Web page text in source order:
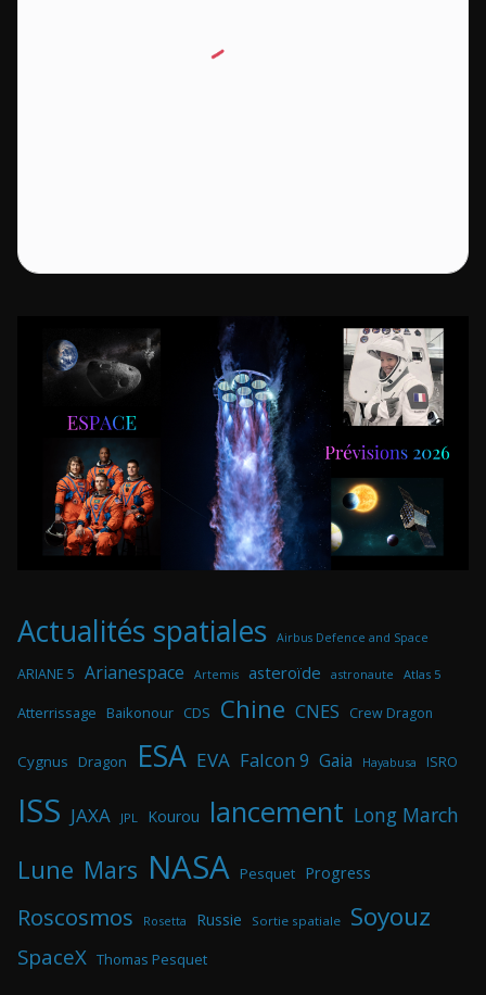
Actualités spatiales Airbus Defence and Space
ARIANE 5 Arianespace Artemis asteroïde astronaute Atlas 5
Atterrissage Baikonour CDS Chine CNES Crew Dragon
Cygnus Dragon ESA EVA Falcon 9 Gaia Hayabusa ISRO
ISS JAXA JPL Kourou lancement Long March
Lune Mars NASA Pesquet Progress
Roscosmos Rosetta Russie Sortie spatiale Soyouz
SpaceX Thomas Pesquet